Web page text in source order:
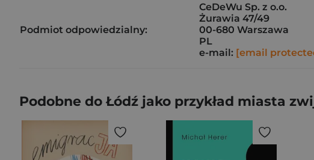
Podmiot odpowiedzialny:
CeDeWu Sp. z o.o.
Żurawia 47/49
00-680 Warszawa
PL
e-mail: [email
Podobne do Łódź jako przykład miasta